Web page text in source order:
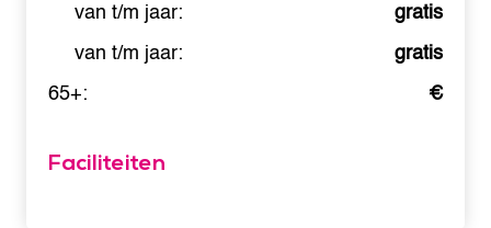
van t/m jaar:
gratis
van t/m jaar:
gratis
65+:
€
Faciliteiten